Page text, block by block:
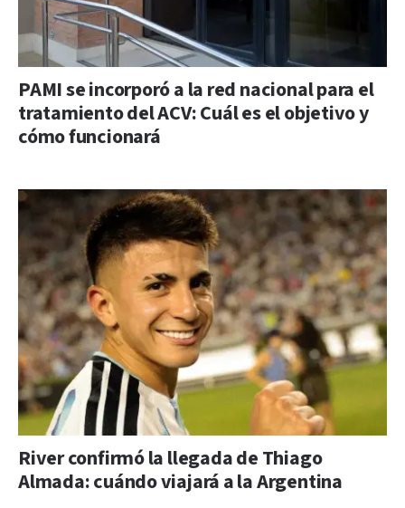
PAMI se incorporó a la red nacional para el
tratamiento del ACV: Cuál es el objetivo y
cómo funcionará
River confirmó la llegada de Thiago
Almada: cuándo viajará a la Argentina